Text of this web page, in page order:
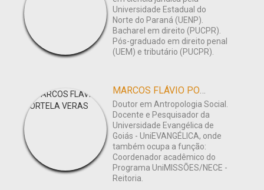
Universidade Estadual do
Norte do Paraná (UENP).
Bacharel em direito (PUCPR).
Pós-graduado em direito penal
(UEM) e tributário (PUCPR).
MARCOS FLÁVIO PORTELA VERAS
Doutor em Antropologia Social.
Docente e Pesquisador da
Universidade Evangélica de
Goiás - UniEVANGÉLICA, onde
também ocupa a função:
Coordenador acadêmico do
Programa UniMISSÕES/NECE -
Reitoria.